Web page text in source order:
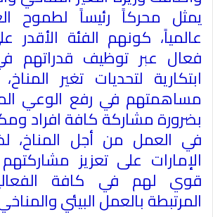
يمثل محركاً رئيساً لطموح
عالمياً، كونهم الفئة الأقدر
فعال عبر توظيف قدراتهم
ابتكارية لتحديات تغير
مساهمتهم في رفع الوعي
بضرورة مشاركة كافة افراد
في العمل من أجل المناخ،
الإمارات على تعزيز
قوي لهم في كافة
المرتبطة بالعمل البيئي